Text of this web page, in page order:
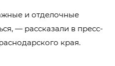
и отделочные
— рассказали в пресс-
края.